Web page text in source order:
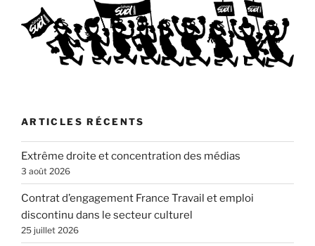
ARTICLES RÉCENTS
Extrême droite et concentration des médias
3 août 2026
Contrat d’engagement France Travail et emploi
discontinu dans le secteur culturel
25 juillet 2026